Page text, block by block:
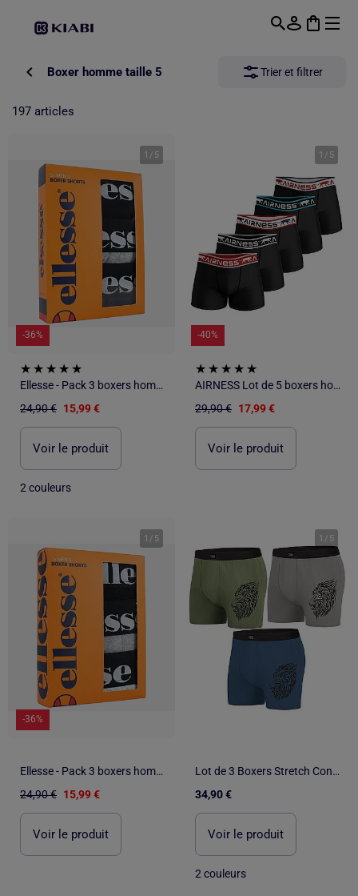
Boxer homme taille 5 Trier et filtrer
197 articles
1 / 5
-36%
Ellesse - Pack 3 boxers homme
24,90 € 15,99 €
Voir le produit
2 couleurs
1 / 5
-40%
AIRNESS Lot de 5 boxers homme en coton ceintures colorées Starter Airness
29,90 € 17,99 €
Voir le produit
1 / 5
-36%
Ellesse - Pack 3 boxers homme
24,90 € 15,99 €
Voir le produit
1 / 5
Lot de 3 Boxers Stretch Confort - ATLAS FOR MEN
34,90 €
Voir le produit
2 couleurs